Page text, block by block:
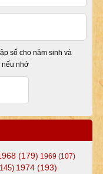
số cho năm sinh và
nếu nhớ
(179) 1969 (107)
1974(193)